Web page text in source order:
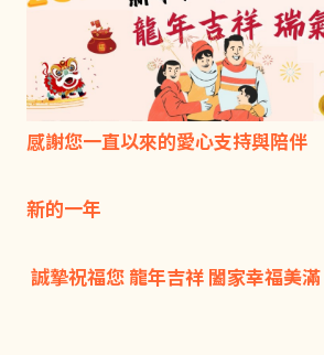
感謝您一直以來的愛心支持與陪伴
新的一年
誠摯祝福您 龍年吉祥 闔家幸福美滿